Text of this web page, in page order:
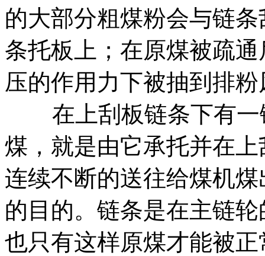
的大部分粗煤粉会与链
条托板上；在原煤被疏
压的作用力下被抽到排
在上刮板链条下有一
煤，就是由它承托并在
连续不断的送往给煤机
的目的。链条是在主链
也只有这样原煤才能被